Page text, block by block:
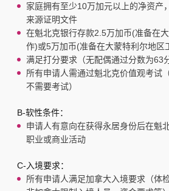
家庭拥有至少10万加元以上的净资产
来源证明文件
在魁北克银行存款2.5万加币(准备在
作)或5万加币(准备在大蒙特利尔地区
满足打分要求（无配偶通过分数为63
所有申请人需通过魁北克价值观考试
不需要考试）
B-软性条件：
申请人有意向在获得永居身份后在魁
职业或商业活动
C-入境要求：
所有申请人满足加拿大入境要求（体